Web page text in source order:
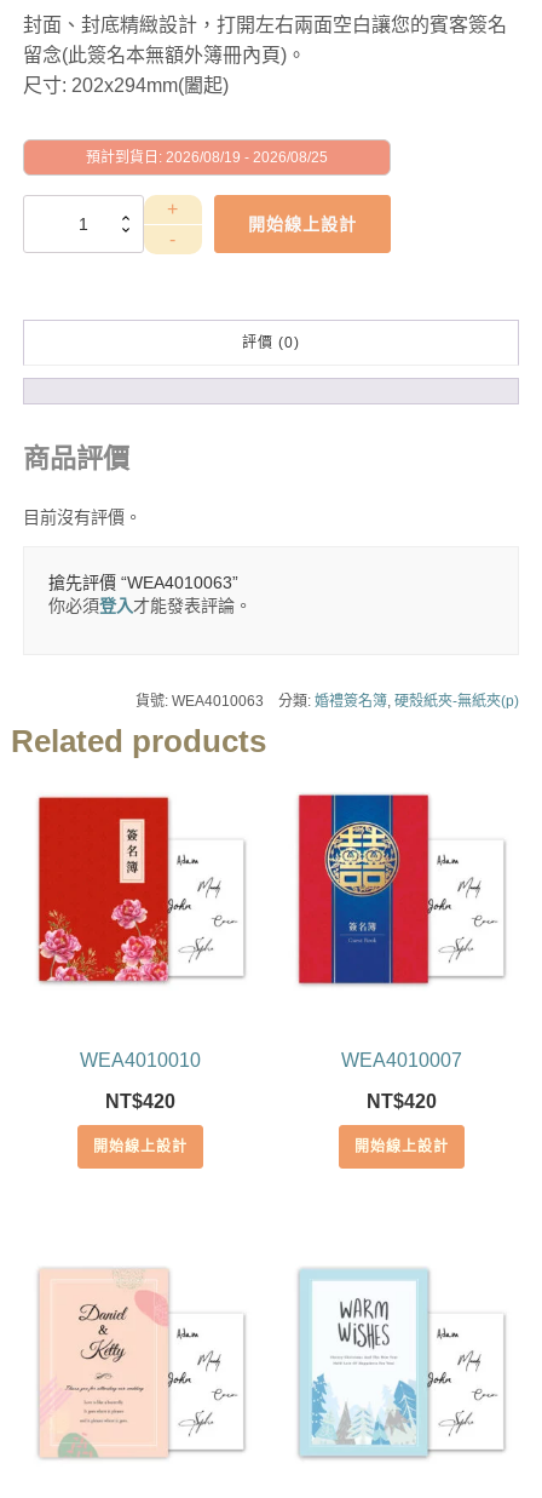
封面、封底精緻設計，打開左右兩面空白讓您的賓客簽名
留念(此簽名本無額外簿冊內頁)。
尺寸: 202x294mm(闔起)
預計到貨日: 2026/08/19 - 2026/08/25
WEA4010063
開始線上設計
評價 (0)
商品評價
目前沒有評價。
搶先評價 “WEA4010063”
你必須登入才能發表評論。
貨號:WEA4010063 分類:婚禮簽名簿,硬殼紙夾-無紙夾(p)
Related products
WEA4010010
NT$420
開始線上設計
WEA4010007
NT$420
開始線上設計